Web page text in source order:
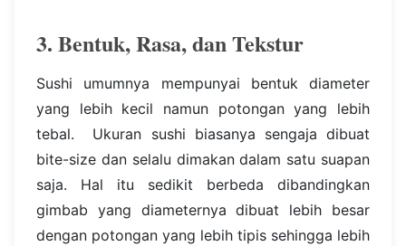
3. Bentuk, Rasa, dan Tekstur
Sushi umumnya mempunyai bentuk diameter
yang lebih kecil namun potongan yang lebih
tebal. Ukuran sushi biasanya sengaja dibuat
bite-size dan selalu dimakan dalam satu suapan
saja. Hal itu sedikit berbeda dibandingkan
gimbab yang diameternya dibuat lebih besar
dengan potongan yang lebih tipis sehingga lebih